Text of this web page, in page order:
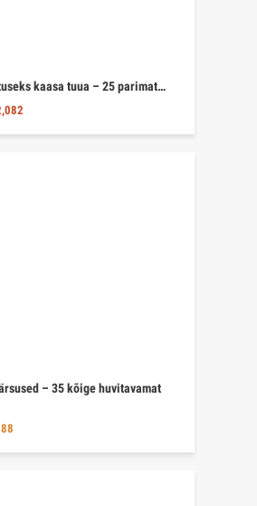
kaasa tuua – 25 parimat…
– 35 kõige huvitavamat